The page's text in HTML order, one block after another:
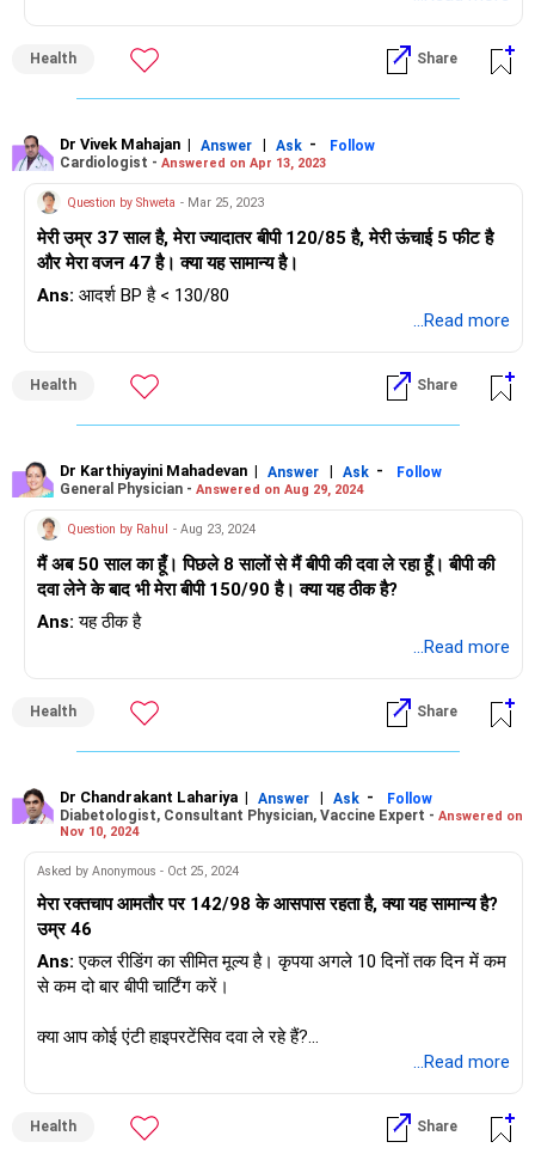
Health Share
Dr Vivek Mahajan | Answer | Ask -
Follow
Cardiologist - Answered on Apr 13, 2023
Question by Shweta - Mar 25, 2023
मेरी उम्र 37 साल है, मेरा ज्यादातर बीपी 120/85 है, मेरी ऊंचाई 5 फीट है
और मेरा वजन 47 है। क्या यह सामान्य है।
Ans: आदर्श BP है < 130/80
...Read more
Health Share
Dr Karthiyayini Mahadevan | Answer | Ask -
Follow
General Physician - Answered on Aug 29, 2024
Question by Rahul - Aug 23, 2024
मैं अब 50 साल का हूँ। पिछले 8 सालों से मैं बीपी की दवा ले रहा हूँ। बीपी की
दवा लेने के बाद भी मेरा बीपी 150/90 है। क्या यह ठीक है?
Ans: यह ठीक है
...Read more
Health Share
Dr Chandrakant Lahariya | Answer | Ask -
Follow
Diabetologist, Consultant Physician, Vaccine Expert - Answered on
Nov 10, 2024
Asked by Anonymous - Oct 25, 2024
मेरा रक्तचाप आमतौर पर 142/98 के आसपास रहता है, क्या यह सामान्य है?
उम्र 46
Ans: एकल रीडिंग का सीमित मूल्य है। कृपया अगले 10 दिनों तक दिन में कम
से कम दो बार बीपी चार्टिंग करें।
क्या आप कोई एंटी हाइपरटेंसिव दवा ले रहे हैं?
बीपी चार्टिंग और बेसिक लैब टेस्ट के साथ-साथ किसी फिजीशियन से सलाह
...Read more
Health Share